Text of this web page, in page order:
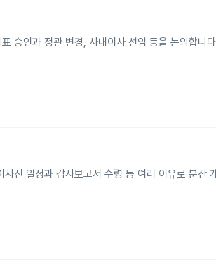
승인과 정관 변경, 사내이사 선임 등을 논의합니
진 일정과 감사보고서 수령 등 여러 이유로 분산